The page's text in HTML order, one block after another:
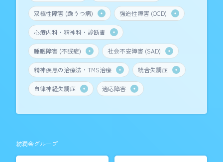
双極性障害 (躁うつ病) 強迫性障害 (OCD)
心療内科・精神科・診断書
睡眠障害 (不眠症) 社会不安障害 (SAD)
精神疾患の治療法・TMS治療 統合失調症
自律神経失調症 適応障害
紡潤会グループ